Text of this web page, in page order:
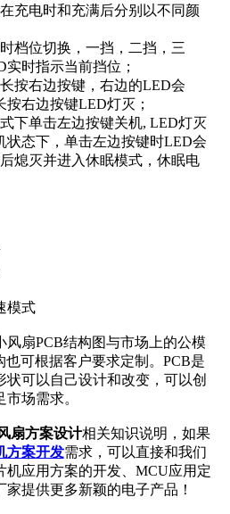
电时和充满后分别以不同颜
位切换，一挡，二挡，三
时指示当前挡位；
右边按键，右边的LED会
右边按键LED灯灭；
单击左边按键关机, LED灯灭
状态下，单击左边按键时LED会
熄灭并进入休眠模式，休眠电
式
扇PCB结构图与市场上的公模
也可根据客户要求定制。PCB是
可以自己设计和改变，可以创
场需求。
扇方案设计相关知识说明，如果
方案开发需求，可以直接和我们
机应用方案的开发、MCU应用定
提供更多新颖的电子产品！